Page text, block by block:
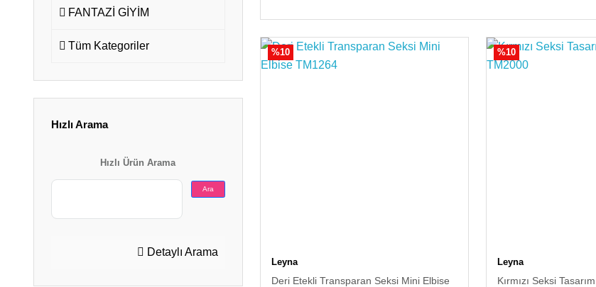
FANTAZİ GİYİM
Tüm Kategoriler
Hızlı Arama
Hızlı Ürün Arama
Ara
Detaylı Arama
%10
Leyna
Deri Etekli Transparan Seksi Mini Elbise
%10
Leyna
Kırmızı Seksi